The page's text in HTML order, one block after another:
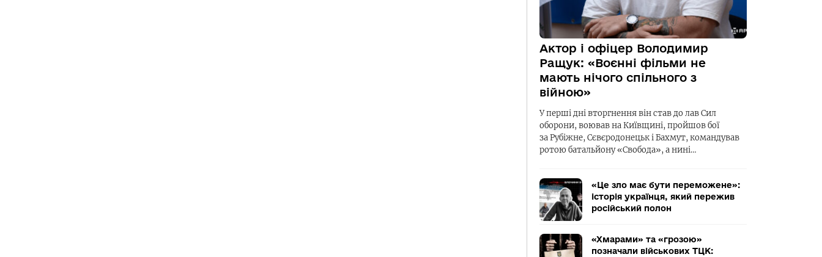
Актор і офіцер Володимир
Ращук: «Воєнні фільми не
мають нічого спільного з
війною»
У перші дні вторгнення він став до лав Сил
оборони, воював на Київщині, пройшов бої
за Рубіжне, Сєвєродонецьк і Бахмут, командував
ротою батальйону «Свобода», а нині…
«Це зло має бути переможене»:
історія українця, який пережив
російський полон
«Хмарами» та «грозою»
позначали військових ТЦК: